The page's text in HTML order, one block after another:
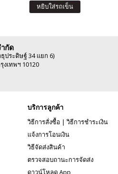
หยิบใส่รถเข็น
กัด
ประดิษฐ์ 34 แยก 6)
งเทพฯ 10120
บริการลูกค้า
วิธีการสั่งซื้อ | วิธีการชำระเงิน
แจ้งการโอนเงิน
วิธีจัดส่งสินค้า
ตรวจสอบถานะการจัดส่ง
ดาวน์โหลด App